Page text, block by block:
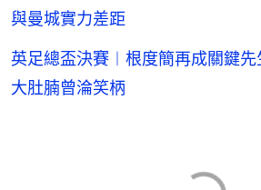
與曼城實力差距
英足總盃決賽︱根度簡再成關鍵
大肚腩曾淪笑柄